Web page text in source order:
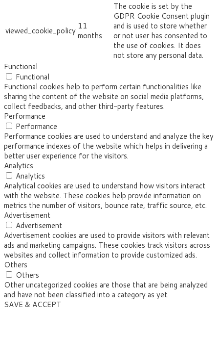
viewed_cookie_policy 11
months
The cookie is set by the
GDPR Cookie Consent plugin
and is used to store whether
or not user has consented to
the use of cookies. It does
not store any personal data.
Functional
Functional
Functional cookies help to perform certain functionalities like
sharing the content of the website on social media platforms,
collect feedbacks, and other third-party features.
Performance
Performance
Performance cookies are used to understand and analyze the key
performance indexes of the website which helps in delivering a
better user experience for the visitors.
Analytics
Analytics
Analytical cookies are used to understand how visitors interact
with the website. These cookies help provide information on
metrics the number of visitors, bounce rate, traffic source, etc.
Advertisement
Advertisement
Advertisement cookies are used to provide visitors with relevant
ads and marketing campaigns. These cookies track visitors across
websites and collect information to provide customized ads.
Others
Others
Other uncategorized cookies are those that are being analyzed
and have not been classified into a category as yet.
SAVE & ACCEPT